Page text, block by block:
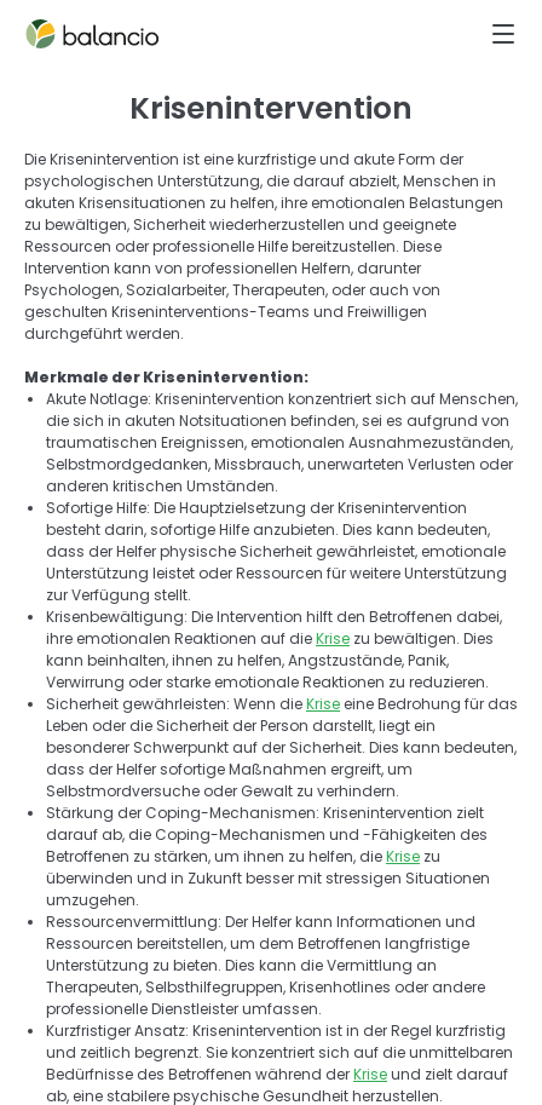
Krisenintervention
Die Krisenintervention ist eine kurzfristige und akute Form der
psychologischen Unterstützung, die darauf abzielt, Menschen in
akuten Krisensituationen zu helfen, ihre emotionalen Belastungen
zu bewältigen, Sicherheit wiederherzustellen und geeignete
Ressourcen oder professionelle Hilfe bereitzustellen. Diese
Intervention kann von professionellen Helfern, darunter
Psychologen, Sozialarbeiter, Therapeuten, oder auch von
geschulten Kriseninterventions-Teams und Freiwilligen
durchgeführt werden.
Merkmale der Krisenintervention:
Akute Notlage: Krisenintervention konzentriert sich auf Menschen,
die sich in akuten Notsituationen befinden, sei es aufgrund von
traumatischen Ereignissen, emotionalen Ausnahmezuständen,
Selbstmordgedanken, Missbrauch, unerwarteten Verlusten oder
anderen kritischen Umständen.
Sofortige Hilfe: Die Hauptzielsetzung der Krisenintervention
besteht darin, sofortige Hilfe anzubieten. Dies kann bedeuten,
dass der Helfer physische Sicherheit gewährleistet, emotionale
Unterstützung leistet oder Ressourcen für weitere Unterstützung
zur Verfügung stellt.
Krisenbewältigung: Die Intervention hilft den Betroffenen dabei,
ihre emotionalen Reaktionen auf die Krise zu bewältigen. Dies
kann beinhalten, ihnen zu helfen, Angstzustände, Panik,
Verwirrung oder starke emotionale Reaktionen zu reduzieren.
Sicherheit gewährleisten: Wenn die Krise eine Bedrohung für das
Leben oder die Sicherheit der Person darstellt, liegt ein
besonderer Schwerpunkt auf der Sicherheit. Dies kann bedeuten,
dass der Helfer sofortige Maßnahmen ergreift, um
Selbstmordversuche oder Gewalt zu verhindern.
Stärkung der Coping-Mechanismen: Krisenintervention zielt
darauf ab, die Coping-Mechanismen und -Fähigkeiten des
Betroffenen zu stärken, um ihnen zu helfen, die Krise zu
überwinden und in Zukunft besser mit stressigen Situationen
umzugehen.
Ressourcenvermittlung: Der Helfer kann Informationen und
Ressourcen bereitstellen, um dem Betroffenen langfristige
Unterstützung zu bieten. Dies kann die Vermittlung an
Therapeuten, Selbsthilfegruppen, Krisenhotlines oder andere
professionelle Dienstleister umfassen.
Kurzfristiger Ansatz: Krisenintervention ist in der Regel kurzfristig
und zeitlich begrenzt. Sie konzentriert sich auf die unmittelbaren
Bedürfnisse des Betroffenen während der Krise und zielt darauf
ab, eine stabilere psychische Gesundheit herzustellen.